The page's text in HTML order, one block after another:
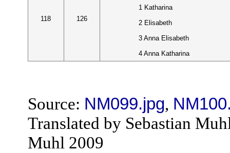
118 126
1 Katharina
2 Elisabeth
3 Anna Elisabeth
4 Anna Katharina
Source: NM099.jpg,
Translated by Sebastian
Muhl 2009